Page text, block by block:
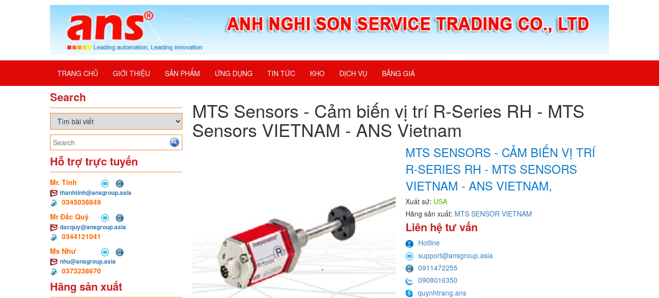
TRANG CHỦ GIỚI THIỆU SẢN PHẨM ỨNG DỤNG TIN TỨC KHO DỊCH VỤ BẢNG GIÁ
Search
Hỗ trợ trực tuyến
Mr. Tính
thanhtinh@ansgroup.asia
0345038849
Mr Đắc Quý
dacquy@ansgroup.asia
0344121041
Ms Như
nhu@ansgroup.asia
0373238670
Hãng sản xuất
MTS Sensors - Cảm biến vị trí R-Series RH - MTS
Sensors VIETNAM - ANS Vietnam
MTS SENSORS - CẢM BIẾN VỊ TRÍ
R-SERIES RH - MTS SENSORS
VIETNAM - ANS VIETNAM,
Xuất sứ: USA
Hãng sản xuất: MTS SENSOR VIETNAM
Liên hệ tư vấn
Hotline
support@ansgroup.asia
0911472255
0908016350
quynhtrang.ans